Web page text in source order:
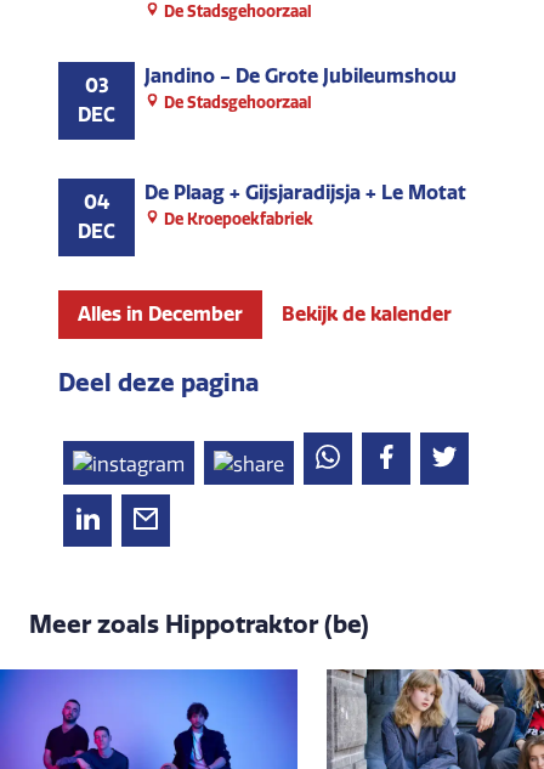
De Stadsgehoorzaal
03
DEC
Jandino - De Grote Jubileumshow
De Stadsgehoorzaal
04
DEC
De Plaag + Gijsjaradijsja + Le Motat
De Kroepoekfabriek
Alles in December Bekijk de kalender
Deel deze pagina
Meer zoals Hippotraktor (be)